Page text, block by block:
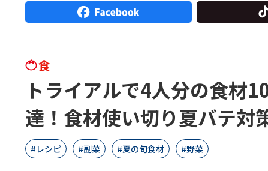
食
トライアルで4人分の食材
達！食材使い切り夏バテ対
レシピ 副菜 夏の旬食材 野菜